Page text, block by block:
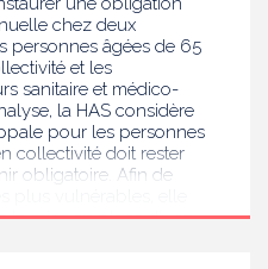
chez deux
personnes âgées de 65
et les
sanitaire et médico-
la HAS considère
pour les personnes
collectivité doit rester
obligatoire. Afin de
la mise en place d’une